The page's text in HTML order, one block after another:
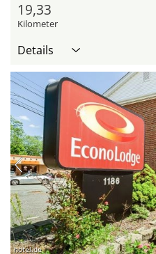
19,33
Kilometer
Details
hotel.de